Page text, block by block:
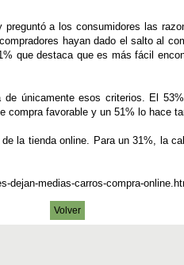
a los consumidores las
hayan dado el salto al
que destaca que es más fácil
únicamente esos criterios. El
favorable y un 51% lo hace
la tienda online. Para un 31%, la
dejan-medias-carros-compra-
Volver